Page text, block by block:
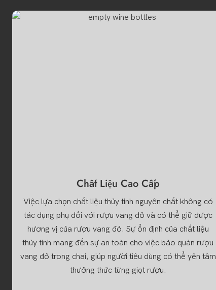
Chất Liệu Cao Cấp
Việc lựa chọn chất liệu thủy tinh nguyên chất không có
tác dụng phụ đối với rượu vang đỏ và có thể giữ được
hương vị của rượu vang đỏ. Sự ổn định của chất liệu
thủy tinh mang đến sự an toàn cho việc bảo quản rượu
vang đỏ trong chai, giúp người tiêu dùng có thể yên tâm
thưởng thức từng giọt rượu.